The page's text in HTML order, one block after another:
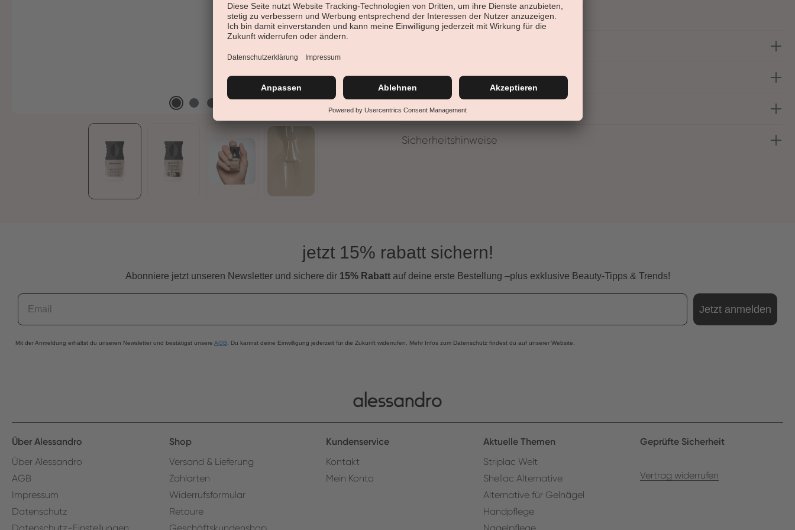
einen cleanen, ruhigen Spätsommer-Look.
Anwendung
Inhaltsstoffe
Sicherheitshinweise
jetzt 15% rabatt sichern!
Abonniere jetzt unseren Newsletter und sichere dir 15% Rabatt auf deine erste Bestellung –plus exklusive Beauty-Tipps & Trends!
Email
Jetzt anmelden
Mit der Anmeldung erhältst du unseren Newsletter und bestätigst unsere AGB . Du kannst deine Einwilligung jederzeit für die Zukunft widerrufen. Mehr Infos zum Datenschutz findest du auf unserer Website.
Über Alessandro
Über Alessandro
AGB
Impressum
Datenschutz
Shop
Versand & Lieferung
Zahlarten
Widerrufsformular
Retoure
Kundenservice
Kontakt
Mein Konto
Aktuelle Themen
Striplac Welt
Shellac Alternative
Alternative für Gelnägel
Handpflege
Geprüfte Sicherheit
Vertrag widerrufen